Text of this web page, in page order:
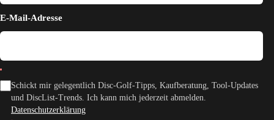
E-Mail-Adresse
Schickt mir gelegentlich Disc-Golf-Tipps, Kaufberatung, Tool-Updates
und DiscList-Trends. Ich kann mich jederzeit abmelden.
Datenschutzerklärung